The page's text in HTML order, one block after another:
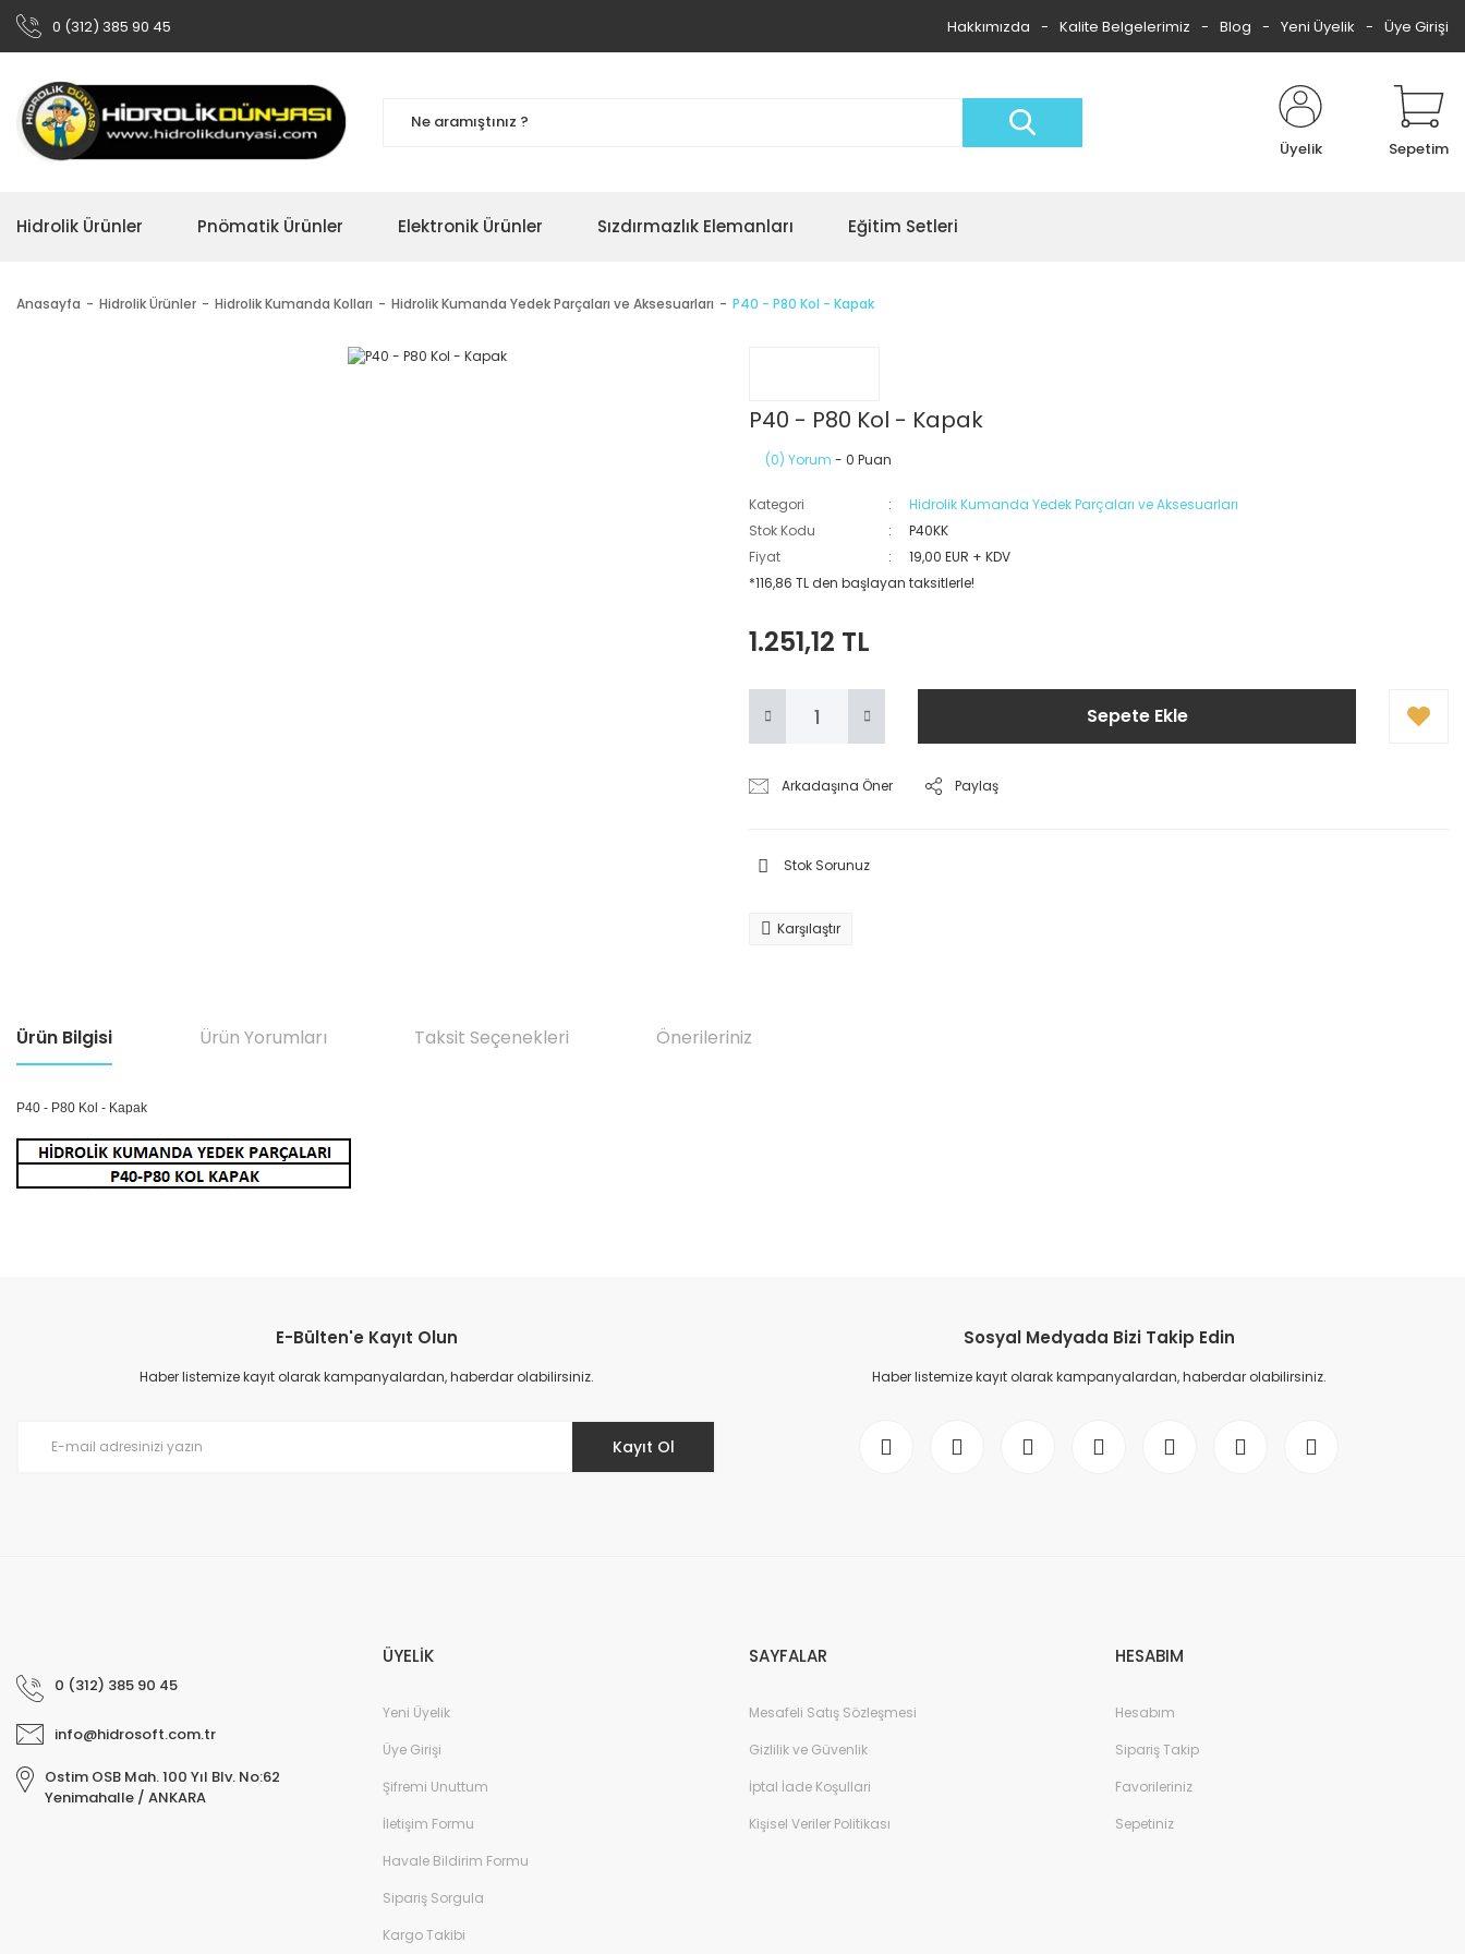
0 (312) 385 90 45 Hakkımızda Kalite Belgelerimiz Blog Yeni Üyelik Üye Girişi
Üyelik Sepetim
Hidrolik Ürünler Pnömatik Ürünler Elektronik Ürünler Sızdırmazlık Elemanları Eğitim Setleri
Anasayfa Hidrolik Ürünler Hidrolik Kumanda Kolları Hidrolik Kumanda Yedek Parçaları ve Aksesuarları P40 - P80 Kol - Kapak
P40 - P80 Kol - Kapak
(0) Yorum - 0 Puan
Kategori
Hidrolik Kumanda Yedek Parçaları ve Aksesuarları
Stok Kodu
P40KK
Fiyat
19,00 EUR + KDV
*116,86 TL den başlayan taksitlerle!
1.251,12 TL
Sepete Ekle
Arkadaşına Öner Paylaş
Stok Sorunuz
Karşılaştır
Ürün Bilgisi Ürün Yorumları Taksit Seçenekleri Önerileriniz
P40 - P80 Kol - Kapak
Ürün resmi kalitesiz, bozuk veya görüntülenemiyor.
Ürün açıklamasında eksik bilgiler bulunuyor.
E-Bülten'e Kayıt Olun
Haber listemize kayıt olarak kampanyalardan, haberdar olabilirsiniz.
Kayıt Ol
Sosyal Medyada Bizi Takip Edin
Haber listemize kayıt olarak kampanyalardan, haberdar olabilirsiniz.
0 (312) 385 90 45
info@hidrosoft.com.tr
Ostim OSB Mah. 100 Yıl Blv. No:62
Yenimahalle / ANKARA
ÜYELİK
Yeni Üyelik
Üye Girişi
Şifremi Unuttum
İletişim Formu
Havale Bildirim Formu
Sipariş Sorgula
Kargo Takibi
SAYFALAR
Mesafeli Satış Sözleşmesi
Gizlilik ve Güvenlik
İptal İade Koşullari
Kişisel Veriler Politikası
HESABIM
Hesabım
Sipariş Takip
Favorileriniz
Sepetiniz